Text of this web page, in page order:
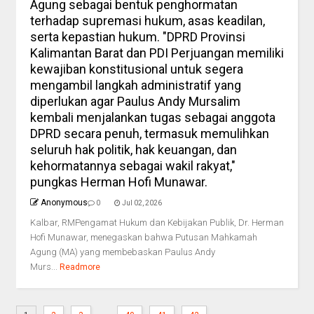
Agung sebagai bentuk penghormatan
terhadap supremasi hukum, asas keadilan,
serta kepastian hukum. "DPRD Provinsi
Kalimantan Barat dan PDI Perjuangan memiliki
kewajiban konstitusional untuk segera
mengambil langkah administratif yang
diperlukan agar Paulus Andy Mursalim
kembali menjalankan tugas sebagai anggota
DPRD secara penuh, termasuk memulihkan
seluruh hak politik, hak keuangan, dan
kehormatannya sebagai wakil rakyat,"
pungkas Herman Hofi Munawar.
Anonymous 0 Jul 02, 2026
Kalbar, RMPengamat Hukum dan Kebijakan Publik, Dr. Herman
Hofi Munawar, menegaskan bahwa Putusan Mahkamah
Agung (MA) yang membebaskan Paulus Andy
Murs... Readmore